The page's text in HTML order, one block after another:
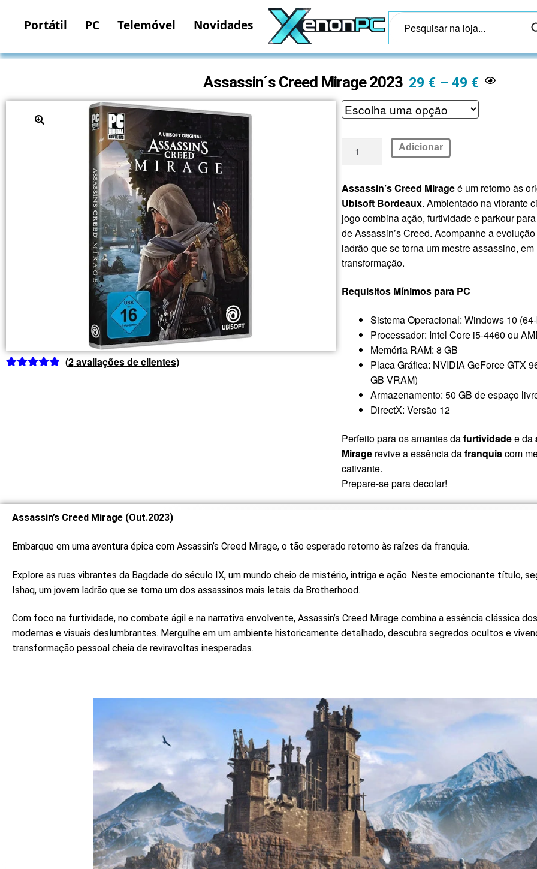
Portátil PC Telemóvel Novidades
Assassin´s Creed Mirage 2023 29 € – 49 €
(2avaliações de clientes)
Adicionar
Assassin’s Creed Mirageé um retorno às
Ubisoft Bordeaux. Ambientado na vibrante
jogo combina ação, furtividade e parkour
de Assassin’s Creed. Acompanhe a
ladrão que se torna um mestre assassino,
transformação.
Requisitos Mínimos para PC
Sistema Operacional: Windows 10
Processador: Intel Core i5-4460 ou
Memória RAM: 8 GB
Placa Gráfica: NVIDIA GeForce GTX
GB VRAM)
Armazenamento: 50 GB de espaço
DirectX: Versão 12
Perfeito para os amantes dafurtividadee da
Mirage revive a essência dafranquiacom
cativante.
Prepare-se para decolar!
Assassin’s Creed Mirage (Out.2023)
Embarque em uma aventura épica com Assassin’s Creed Mirage, o tão esperado retorno às raízes da franquia.
Explore as ruas vibrantes da Bagdade do século IX, um mundo cheio de mistério, intriga e ação. Neste emocionante título,
Ishaq, um jovem ladrão que se torna um dos assassinos mais letais da Brotherhood.
Com foco na furtividade, no combate ágil e na narrativa envolvente, Assassin’s Creed Mirage combina a essência clássica
modernas e visuais deslumbrantes. Mergulhe em um ambiente historicamente detalhado, descubra segredos ocultos e
transformação pessoal cheia de reviravoltas inesperadas.